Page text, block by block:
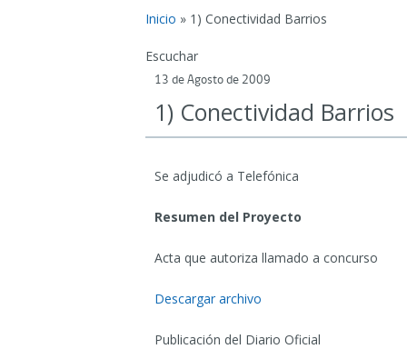
Inicio » 1) Conectividad Barrios
Escuchar
13 de Agosto de 2009
1) Conectividad Barrios
Se adjudicó a Telefónica
Resumen del Proyecto
Acta que autoriza llamado a concurso
Descargar archivo
Publicación del Diario Oficial